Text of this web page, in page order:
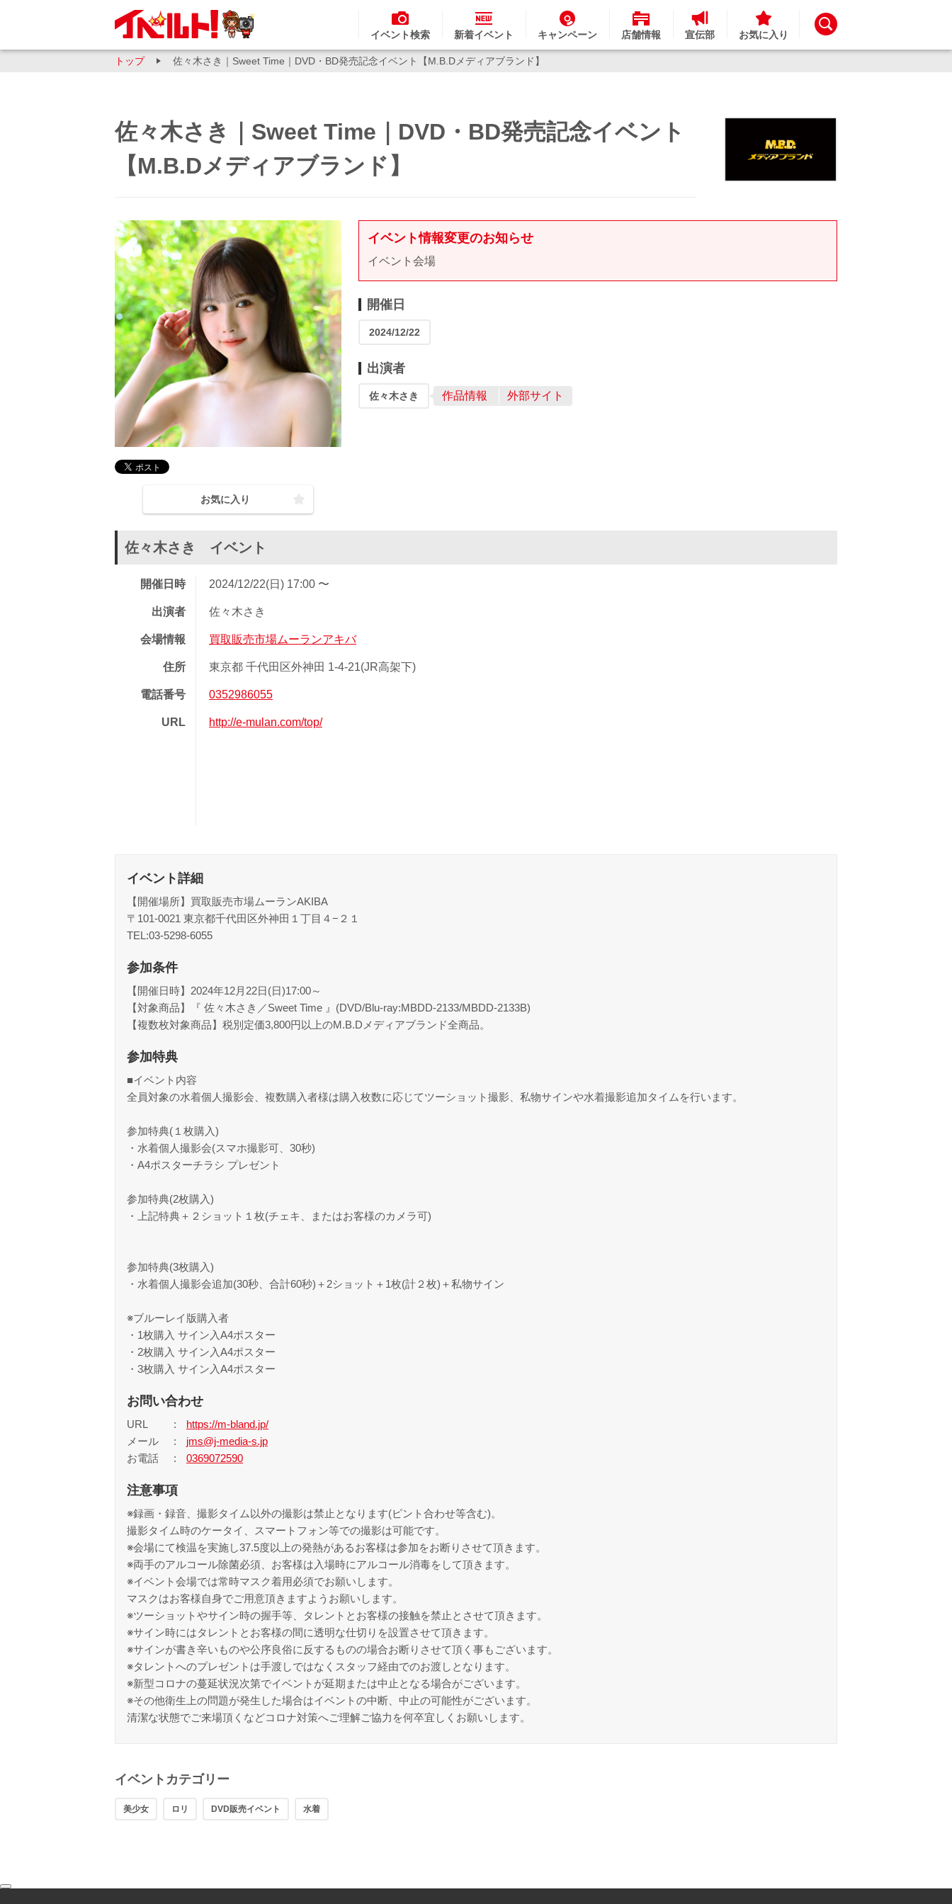
イベント検索 新着イベント キャンペーン 店舗情報 宣伝部 お気に入り
トップ 佐々木さき｜Sweet Time｜DVD・BD発売記念イベント【M.B.Dメディアブランド】
佐々木さき｜Sweet Time｜DVD・BD発売記念イベント
【M.B.Dメディアブランド】
お気に入り
イベント情報変更のお知らせ
イベント会場
開催日
2024/12/22
出演者
佐々木さき 作品情報 外部サイト
佐々木さき イベント
開催日時 2024/12/22(日) 17:00 〜
出演者 佐々木さき
会場情報 買取販売市場ムーランアキバ
住所 東京都 千代田区外神田 1-4-21(JR高架下)
電話番号 0352986055
URL http://e-mulan.com/top/
イベント詳細
【開催場所】買取販売市場ムーランAKIBA
〒101-0021 東京都千代田区外神田１丁目４−２１
TEL:03-5298-6055
参加条件
【開催日時】2024年12月22日(日)17:00～
【対象商品】『 佐々木さき／Sweet Time 』(DVD/Blu-ray:MBDD-2133/MBDD-2133B)
【複数枚対象商品】税別定価3,800円以上のM.B.Dメディアブランド全商品。
参加特典
■イベント内容
全員対象の水着個人撮影会、複数購入者様は購入枚数に応じてツーショット撮影、私物サインや水着撮影追加タイムを行います。
参加特典(１枚購入)
・水着個人撮影会(スマホ撮影可、30秒)
・A4ポスターチラシ プレゼント
参加特典(2枚購入)
・上記特典＋２ショット１枚(チェキ、またはお客様のカメラ可)
参加特典(3枚購入)
・水着個人撮影会追加(30秒、合計60秒)＋2ショット＋1枚(計２枚)＋私物サイン
※ブルーレイ版購入者
・1枚購入 サイン入A4ポスター
・2枚購入 サイン入A4ポスター
・3枚購入 サイン入A4ポスター
お問い合わせ
URL
https://m-bland.jp/
メール
jms@j-media-s.jp
お電話
0369072590
注意事項
※録画・録音、撮影タイム以外の撮影は禁止となります(ピント合わせ等含む)。
撮影タイム時のケータイ、スマートフォン等での撮影は可能です。
※会場にて検温を実施し37.5度以上の発熱があるお客様は参加をお断りさせて頂きます。
※両手のアルコール除菌必須、お客様は入場時にアルコール消毒をして頂きます。
※イベント会場では常時マスク着用必須でお願いします。
マスクはお客様自身でご用意頂きますようお願いします。
※ツーショットやサイン時の握手等、タレントとお客様の接触を禁止とさせて頂きます。
※サイン時にはタレントとお客様の間に透明な仕切りを設置させて頂きます。
※サインが書き辛いものや公序良俗に反するものの場合お断りさせて頂く事もございます。
※タレントへのプレゼントは手渡しではなくスタッフ経由でのお渡しとなります。
※新型コロナの蔓延状況次第でイベントが延期または中止となる場合がございます。
※その他衛生上の問題が発生した場合はイベントの中断、中止の可能性がございます。
清潔な状態でご来場頂くなどコロナ対策へご理解ご協力を何卒宜しくお願いします。
イベントカテゴリー
美少女 ロリ DVD販売イベント 水着